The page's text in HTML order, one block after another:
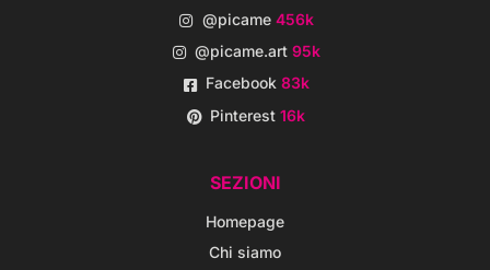
@picame 456k
@picame.art95k
Facebook83k
Pinterest16k
SEZIONI
Homepage
Chi siamo